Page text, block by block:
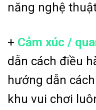
năng nghệ
+ Cảm xúc /
dẫn cách điều
hướng dẫn
khu vui chơi